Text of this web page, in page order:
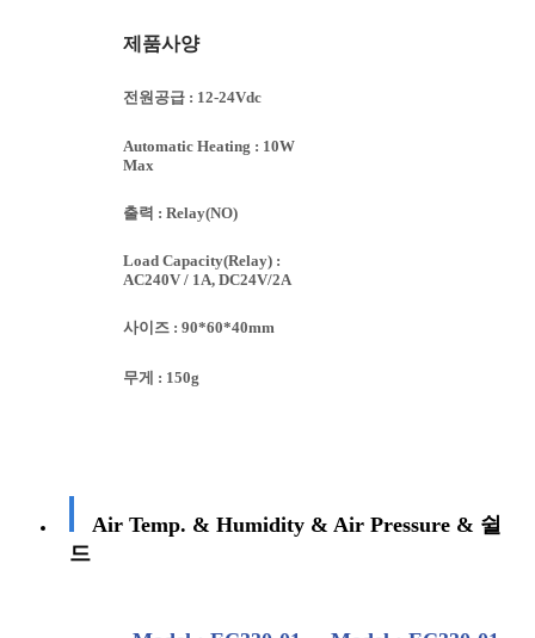
제품사양
전원공급 : 12-24Vdc
Automatic Heating : 10W
Max
출력 : Relay(NO)
Load Capacity(Relay) :
AC240V / 1A, DC24V/2A
사이즈 : 90*60*40mm
무게 : 150g
Air Temp. & Humidity & Air Pressure & 쉴
드